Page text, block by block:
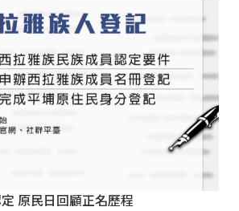
原民日回顧正名歷程